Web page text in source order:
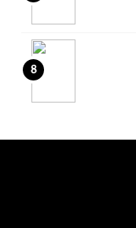
চেয়ারপারসন বেগম
৪